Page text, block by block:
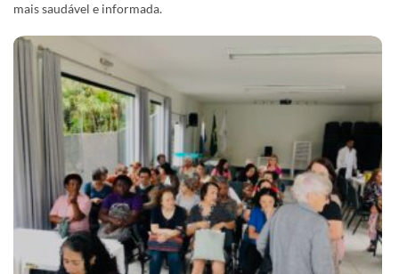
mais saudável e informada.